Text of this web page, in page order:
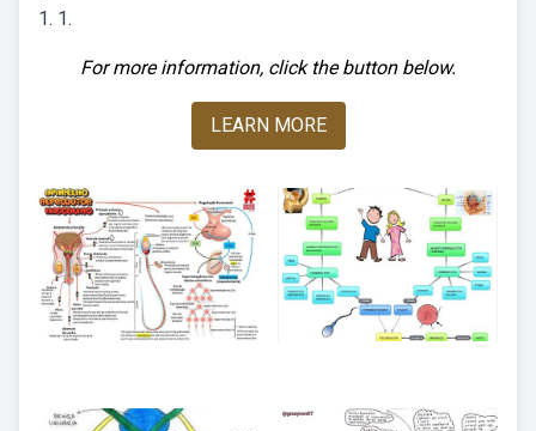
1. 1.
For more information, click the button below.
LEARN MORE